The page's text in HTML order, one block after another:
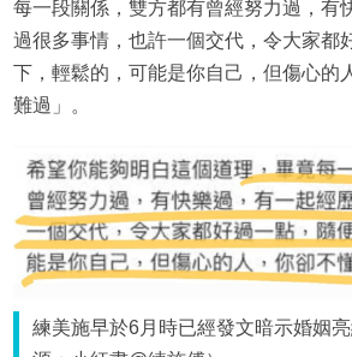
每一段關係，雙方都有曾經努力過，有
過很多事情，也許一個交代，令大家都
下，輕鬆的，可能是你自己，但傷心的
難過」。
練美施早於6月時已經發文暗示婚姻